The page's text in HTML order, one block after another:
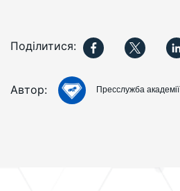
Поділитися:
Автор: Пресслужба академії